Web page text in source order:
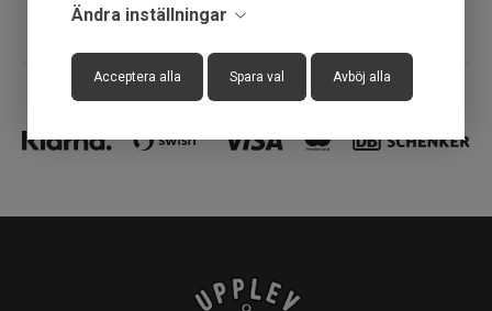
Ändra inställningar
Acceptera alla Spara val Avböj alla